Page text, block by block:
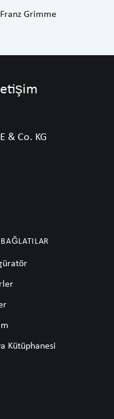
Grimme
& Co. KG
Kütüphanesi